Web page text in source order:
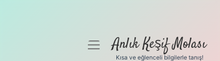
menüyüAnlık Keşif Molası
Kısa ve eğlenceli bilgilerle tanış!